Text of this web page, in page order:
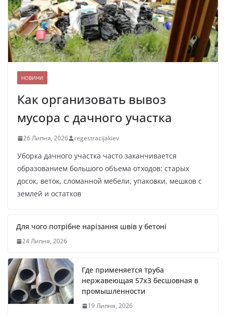
НОВИНИ
Как организовать вывоз
мусора с дачного участка
26 Липня, 2026 regestracijakiev
Уборка дачного участка часто заканчивается
образованием большого объема отходов: старых
досок, веток, сломанной мебели, упаковки, мешков с
землей и остатков
Для чого потрібне нарізання швів у бетоні
24 Липня, 2026
Где применяется труба
нержавеющая 57х3 бесшовная в
промышленности
19 Липня, 2026